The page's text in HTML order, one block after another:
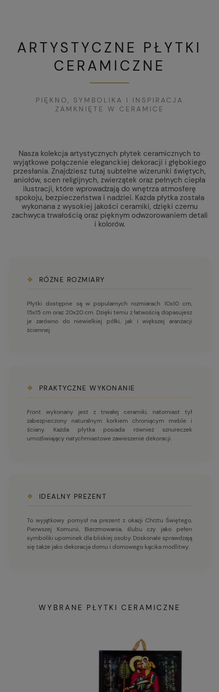
ARTYSTYCZNE PŁYTKI
CERAMICZNE
PIĘKNO, SYMBOLIKA I INSPIRACJA
ZAMKNIĘTE W CERAMICE
Nasza kolekcja artystycznych płytek ceramicznych to
wyjątkowe połączenie eleganckiej dekoracji i głębokiego
przesłania. Znajdziesz tutaj subtelne wizerunki świętych,
aniołów, scen religijnych, zwierzątek oraz pełnych ciepła
ilustracji, które wprowadzają do wnętrza atmosferę
spokoju, bezpieczeństwa i nadziei. Każda płytka została
wykonana z wysokiej jakości ceramiki, dzięki czemu
zachwyca trwałością oraz pięknym odwzorowaniem detali
i kolorów.
❖ RÓŻNE ROZMIARY
Płytki dostępne są w popularnych rozmiarach 10x10 cm,
15x15 cm oraz 20x20 cm. Dzięki temu z łatwością dopasujesz
je zarówno do niewielkiej półki, jak i większej aranżacji
ściennej.
❖ PRAKTYCZNE WYKONANIE
Front wykonany jest z trwałej ceramiki, natomiast tył
zabezpieczony naturalnym korkiem chroniącym meble i
ściany. Każda płytka posiada również sznureczek
umożliwiający natychmiastowe zawieszenie dekoracji.
❖ IDEALNY PREZENT
To wyjątkowy pomysł na prezent z okazji Chrztu Świętego,
Pierwszej Komunii, Bierzmowania, ślubu czy jako pełen
symboliki upominek dla bliskiej osoby. Doskonale sprawdzają
się także jako dekoracja domu i domowego kącika modlitwy.
WYBRANE PŁYTKI CERAMICZNE